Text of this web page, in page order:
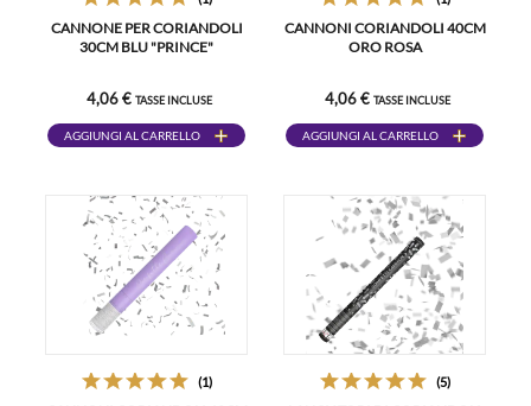
CANNONE PER CORIANDOLI
30CM BLU "PRINCE"
4,06 € TASSE INCLUSE
AGGIUNGI AL CARRELLO
CANNONI CORIANDOLI 40CM
ORO ROSA
4,06 € TASSE INCLUSE
AGGIUNGI AL CARRELLO
(1) (5)